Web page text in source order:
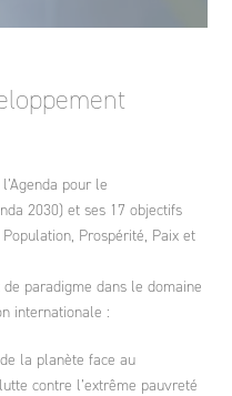
pour le
2030) et ses 17 objectifs
Prospérité, Paix et
de paradigme dans le domaine
internationale :
la planète face au
contre l’extrême pauvreté